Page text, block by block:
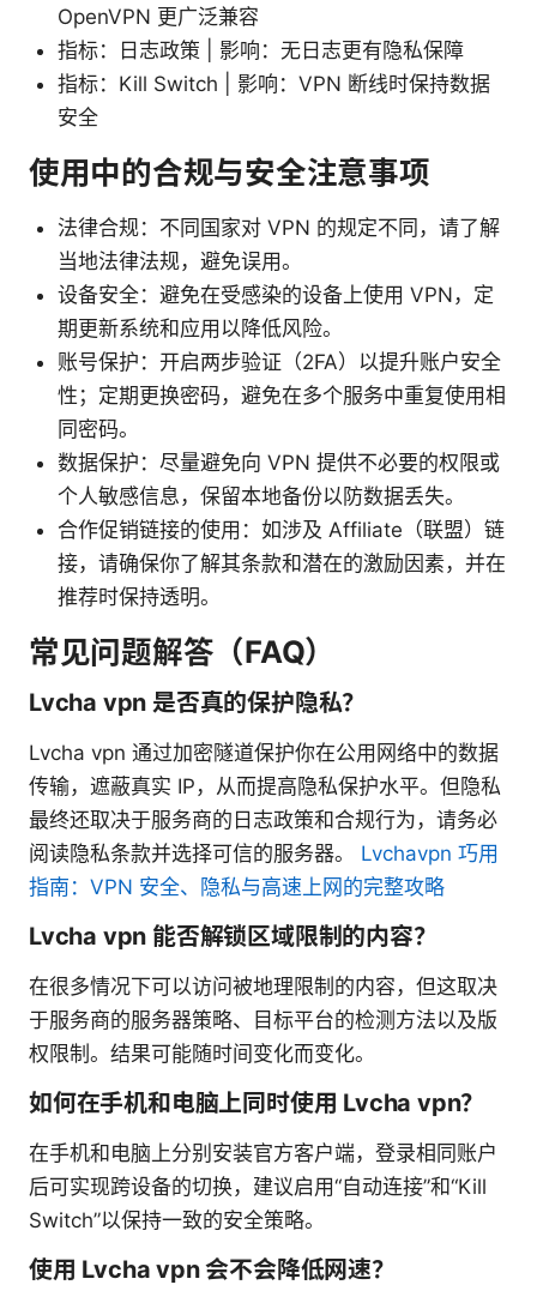
OpenVPN 更广泛兼容
指标：日志政策 | 影响：无日志更有隐私保障
指标：Kill Switch | 影响：VPN 断线时保持数据
安全
使用中的合规与安全注意事项
法律合规：不同国家对 VPN 的规定不同，请了解
当地法律法规，避免误用。
设备安全：避免在受感染的设备上使用 VPN，定
期更新系统和应用以降低风险。
账号保护：开启两步验证（2FA）以提升账户安全
性；定期更换密码，避免在多个服务中重复使用相
同密码。
数据保护：尽量避免向 VPN 提供不必要的权限或
个人敏感信息，保留本地备份以防数据丢失。
合作促销链接的使用：如涉及 Affiliate（联盟）链
接，请确保你了解其条款和潜在的激励因素，并在
推荐时保持透明。
常见问题解答（FAQ）
Lvcha vpn 是否真的保护隐私？
Lvcha vpn 通过加密隧道保护你在公用网络中的数据
传输，遮蔽真实 IP，从而提高隐私保护水平。但隐私
最终还取决于服务商的日志政策和合规行为，请务必
阅读隐私条款并选择可信的服务器。 Lvchavpn 巧用
指南：VPN 安全、隐私与高速上网的完整攻略
Lvcha vpn 能否解锁区域限制的内容？
在很多情况下可以访问被地理限制的内容，但这取决
于服务商的服务器策略、目标平台的检测方法以及版
权限制。结果可能随时间变化而变化。
如何在手机和电脑上同时使用 Lvcha vpn？
在手机和电脑上分别安装官方客户端，登录相同账户
后可实现跨设备的切换，建议启用“自动连接”和“Kill
Switch”以保持一致的安全策略。
使用 Lvcha vpn 会不会降低网速？